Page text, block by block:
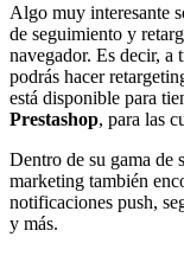
Algo muy interesante
de seguimiento y
navegador. Es decir, a
podrás hacer
está disponible para
Prestashop, para las
Dentro de su gama de
marketing también
notificaciones push,
y más.